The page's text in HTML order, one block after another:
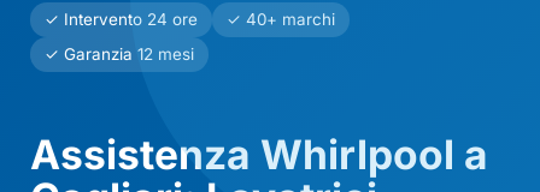
✓ Intervento 24 ore
✓ 40+ marchi
✓ Garanzia 12 mesi
Assistenza Whirlpool a